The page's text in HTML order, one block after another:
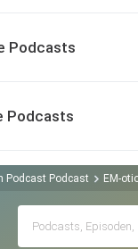
Podcasts
Podcasts
Podcast Podcast EM-